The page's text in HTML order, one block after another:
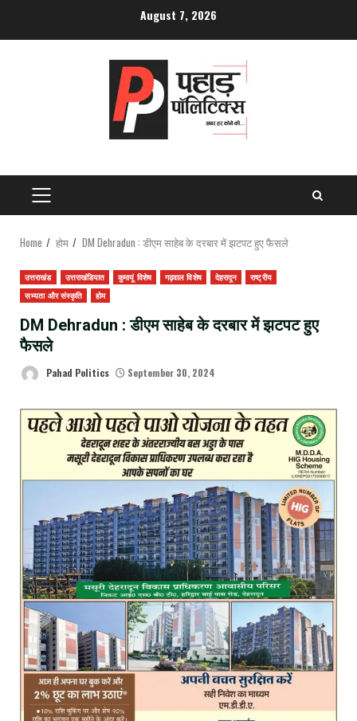
August 7, 2026
PRIMARY
MENU
Home होम DM Dehradun : डीएम साहेब के दरबार में झटपट हुए फैसले
उत्तराखंड उत्तराखंडियात कुमायूं विशेष गढ़वाल विशेष देहरादून
राष्ट्रीय
सभ्यता और संस्कृति
होम
DM Dehradun : डीएम साहेब के दरबार में झटपट हुए
फैसले
Pahad Politics September 30, 2024